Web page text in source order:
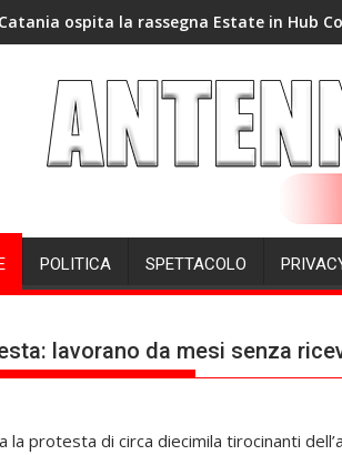
Catania ospita la rassegna Estate in Hub
POLITICA SPETTACOLO
lavorano da mesi senza
la protesta di circa diecimila tirocinanti